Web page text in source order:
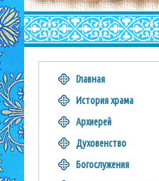
Главная
История храма
Архиерей
Духовенство
Богослужения